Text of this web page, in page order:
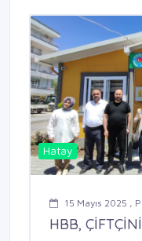
Hatay
15 Mayıs 2025 ,
HBB,